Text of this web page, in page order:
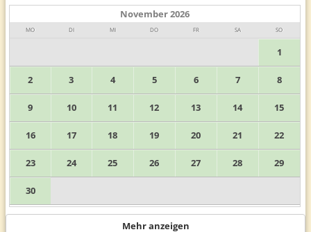
November2026
MO DI MI DO FR SA SO
1
2 3 4 5 6 7 8
9 10 11 12 13 14 15
16 17 18 19 20 21 22
23 24 25 26 27 28 29
30
Mehr anzeigen